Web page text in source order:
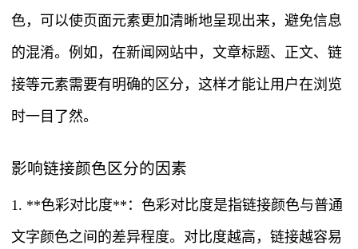
色，可以使页面元素更加清晰地呈现出来，避免信息
的混淆。例如，在新闻网站中，文章标题、正文、链
接等元素需要有明确的区分，这样才能让用户在浏览
时一目了然。
影响链接颜色区分的因素
1. **色彩对比度**：色彩对比度是指链接颜色与普通
文字颜色之间的差异程度。对比度越高，链接越容易